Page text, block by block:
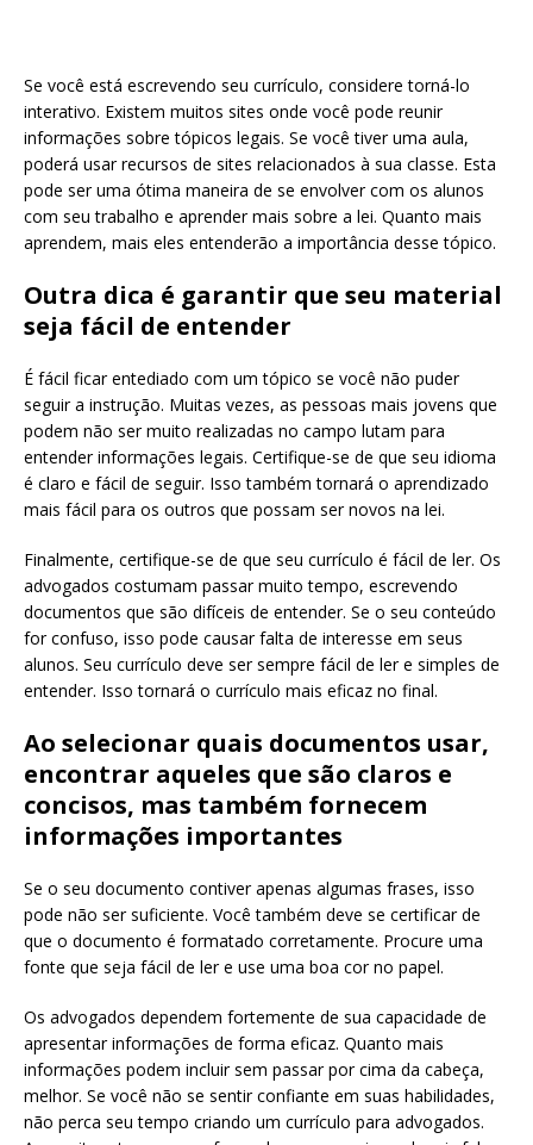
Se você está escrevendo seu currículo, considere torná-lo
interativo. Existem muitos sites onde você pode reunir
informações sobre tópicos legais. Se você tiver uma aula,
poderá usar recursos de sites relacionados à sua classe. Esta
pode ser uma ótima maneira de se envolver com os alunos
com seu trabalho e aprender mais sobre a lei. Quanto mais
aprendem, mais eles entenderão a importância desse tópico.
Outra dica é garantir que seu material
seja fácil de entender
É fácil ficar entediado com um tópico se você não puder
seguir a instrução. Muitas vezes, as pessoas mais jovens que
podem não ser muito realizadas no campo lutam para
entender informações legais. Certifique-se de que seu idioma
é claro e fácil de seguir. Isso também tornará o aprendizado
mais fácil para os outros que possam ser novos na lei.
Finalmente, certifique-se de que seu currículo é fácil de ler. Os
advogados costumam passar muito tempo, escrevendo
documentos que são difíceis de entender. Se o seu conteúdo
for confuso, isso pode causar falta de interesse em seus
alunos. Seu currículo deve ser sempre fácil de ler e simples de
entender. Isso tornará o currículo mais eficaz no final.
Ao selecionar quais documentos usar,
encontrar aqueles que são claros e
concisos, mas também fornecem
informações importantes
Se o seu documento contiver apenas algumas frases, isso
pode não ser suficiente. Você também deve se certificar de
que o documento é formatado corretamente. Procure uma
fonte que seja fácil de ler e use uma boa cor no papel.
Os advogados dependem fortemente de sua capacidade de
apresentar informações de forma eficaz. Quanto mais
informações podem incluir sem passar por cima da cabeça,
melhor. Se você não se sentir confiante em suas habilidades,
não perca seu tempo criando um currículo para advogados.